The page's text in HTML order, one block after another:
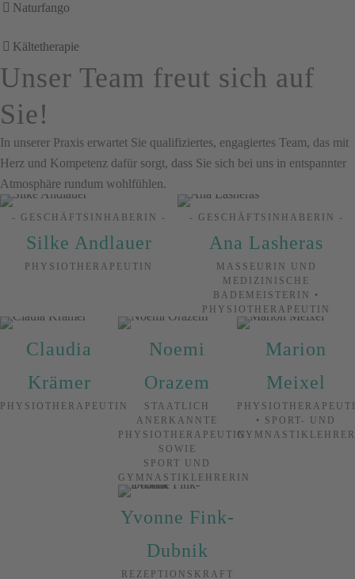
Naturfango
Kältetherapie
Unser Team freut sich auf
Sie!
In unserer Praxis erwartet Sie qualifiziertes, engagiertes Team, das mit
Herz und Kompetenz dafür sorgt, dass Sie sich bei uns in entspannter
Atmosphäre rundum wohlfühlen.
- GESCHÄFTSINHABERIN -
Silke Andlauer
PHYSIOTHERAPEUTIN
- GESCHÄFTSINHABERIN -
Ana Lasheras
MASSEURIN UND
MEDIZINISCHE
BADEMEISTERIN •
PHYSIOTHERAPEUTIN
Claudia
Krämer
PHYSIOTHERAPEUTIN
Noemi
Orazem
STAATLICH
ANERKANNTE
PHYSIOTHERAPEUTIN
SOWIE
SPORT UND
GYMNASTIKLEHRERIN
Marion
Meixel
• SPORT- UND
Yvonne Fink-
Dubnik
REZEPTIONSKRAFT